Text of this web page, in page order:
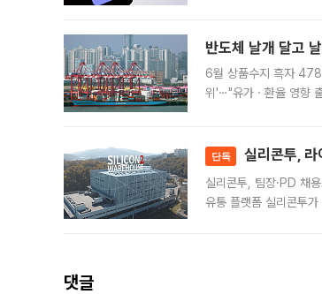
반도체 날개 달고
6월 상품수지 흑자
위'⋯"유가ㆍ환율 영향
단독 실리콘투, 라
실리콘투, 팀장·PD 채
유통 플랫폼 실리콘투
댓글